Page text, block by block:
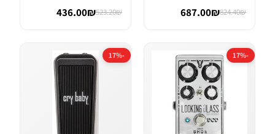
824.40₪
687.00₪
523.20₪
436.00₪
-17%
-17%